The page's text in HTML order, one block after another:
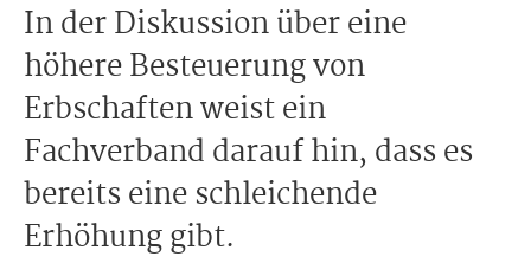
In der Diskussion über eine
höhere Besteuerung von
Erbschaften weist ein
Fachverband darauf hin, dass es
bereits eine schleichende
Erhöhung gibt.